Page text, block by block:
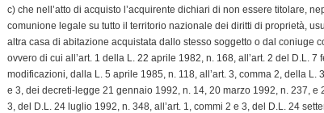
c) che nell’atto di acquisto l’acquirente dichiari di non essere titolare,
comunione legale su tutto il territorio nazionale dei diritti di proprietà,
altra casa di abitazione acquistata dallo stesso soggetto o dal coniuge
ovvero di cui all’art. 1 della L. 22 aprile 1982, n. 168, all’art. 2 del D.L. 7
modificazioni, dalla L. 5 aprile 1985, n. 118, all’art. 3, comma 2, della L.
e 3, dei decreti-legge 21 gennaio 1992, n. 14, 20 marzo 1992, n. 237, e
3, del D.L. 24 luglio 1992, n. 348, all’art. 1, commi 2 e 3, del D.L. 24